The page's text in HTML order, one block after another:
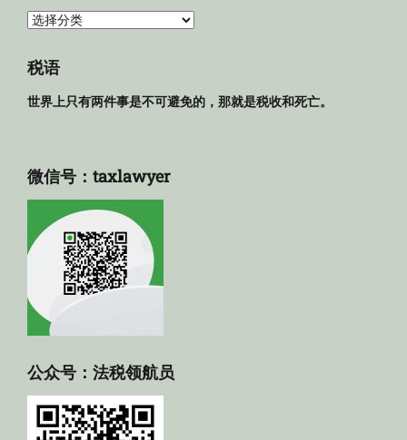
法
库
税语
世界上只有两件事是不可避免的，那就是税收和死亡。
微信号：taxlawyer
公众号：法税领航员